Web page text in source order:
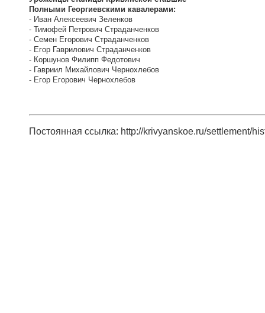
Полными Георгиевскими кавалерами:
- Иван Алексеевич Зеленков
- Тимофей Петрович Страданченков
- Семен Егорович Страданченков
- Егор Гаврилович Страданченков
- Коршунов Филипп Федотович
- Гавриил Михайлович Чернохлебов
- Егор Егорович Чернохлебов
Постоянная ссылка: http://krivyanskoe.ru/settlement/